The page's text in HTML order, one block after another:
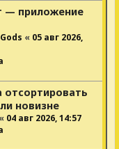
— приложение
« 05 авг 2026,
отсортировать
новизне
« 04 авг 2026, 14:57